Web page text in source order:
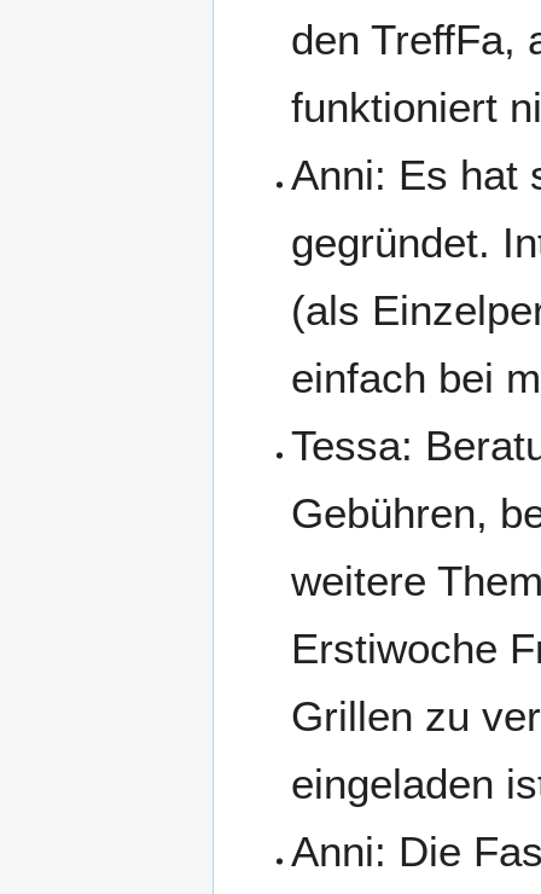
den TreffFa,
funktioniert
Anni: Es hat
gegründet.
(als
einfach bei
Tessa:
Gebühren,
weitere
Erstiwoche
Grillen zu
eingeladen
Anni: Die